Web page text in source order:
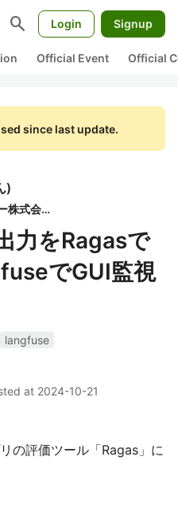
search Login Signup
Official Event Official
since last update.
)
KDDIアジャイル開発センター株式会社
力をRagasで
でGUI監視
langfuse
at 2024-10-21
の評価ツール「Ragas」に